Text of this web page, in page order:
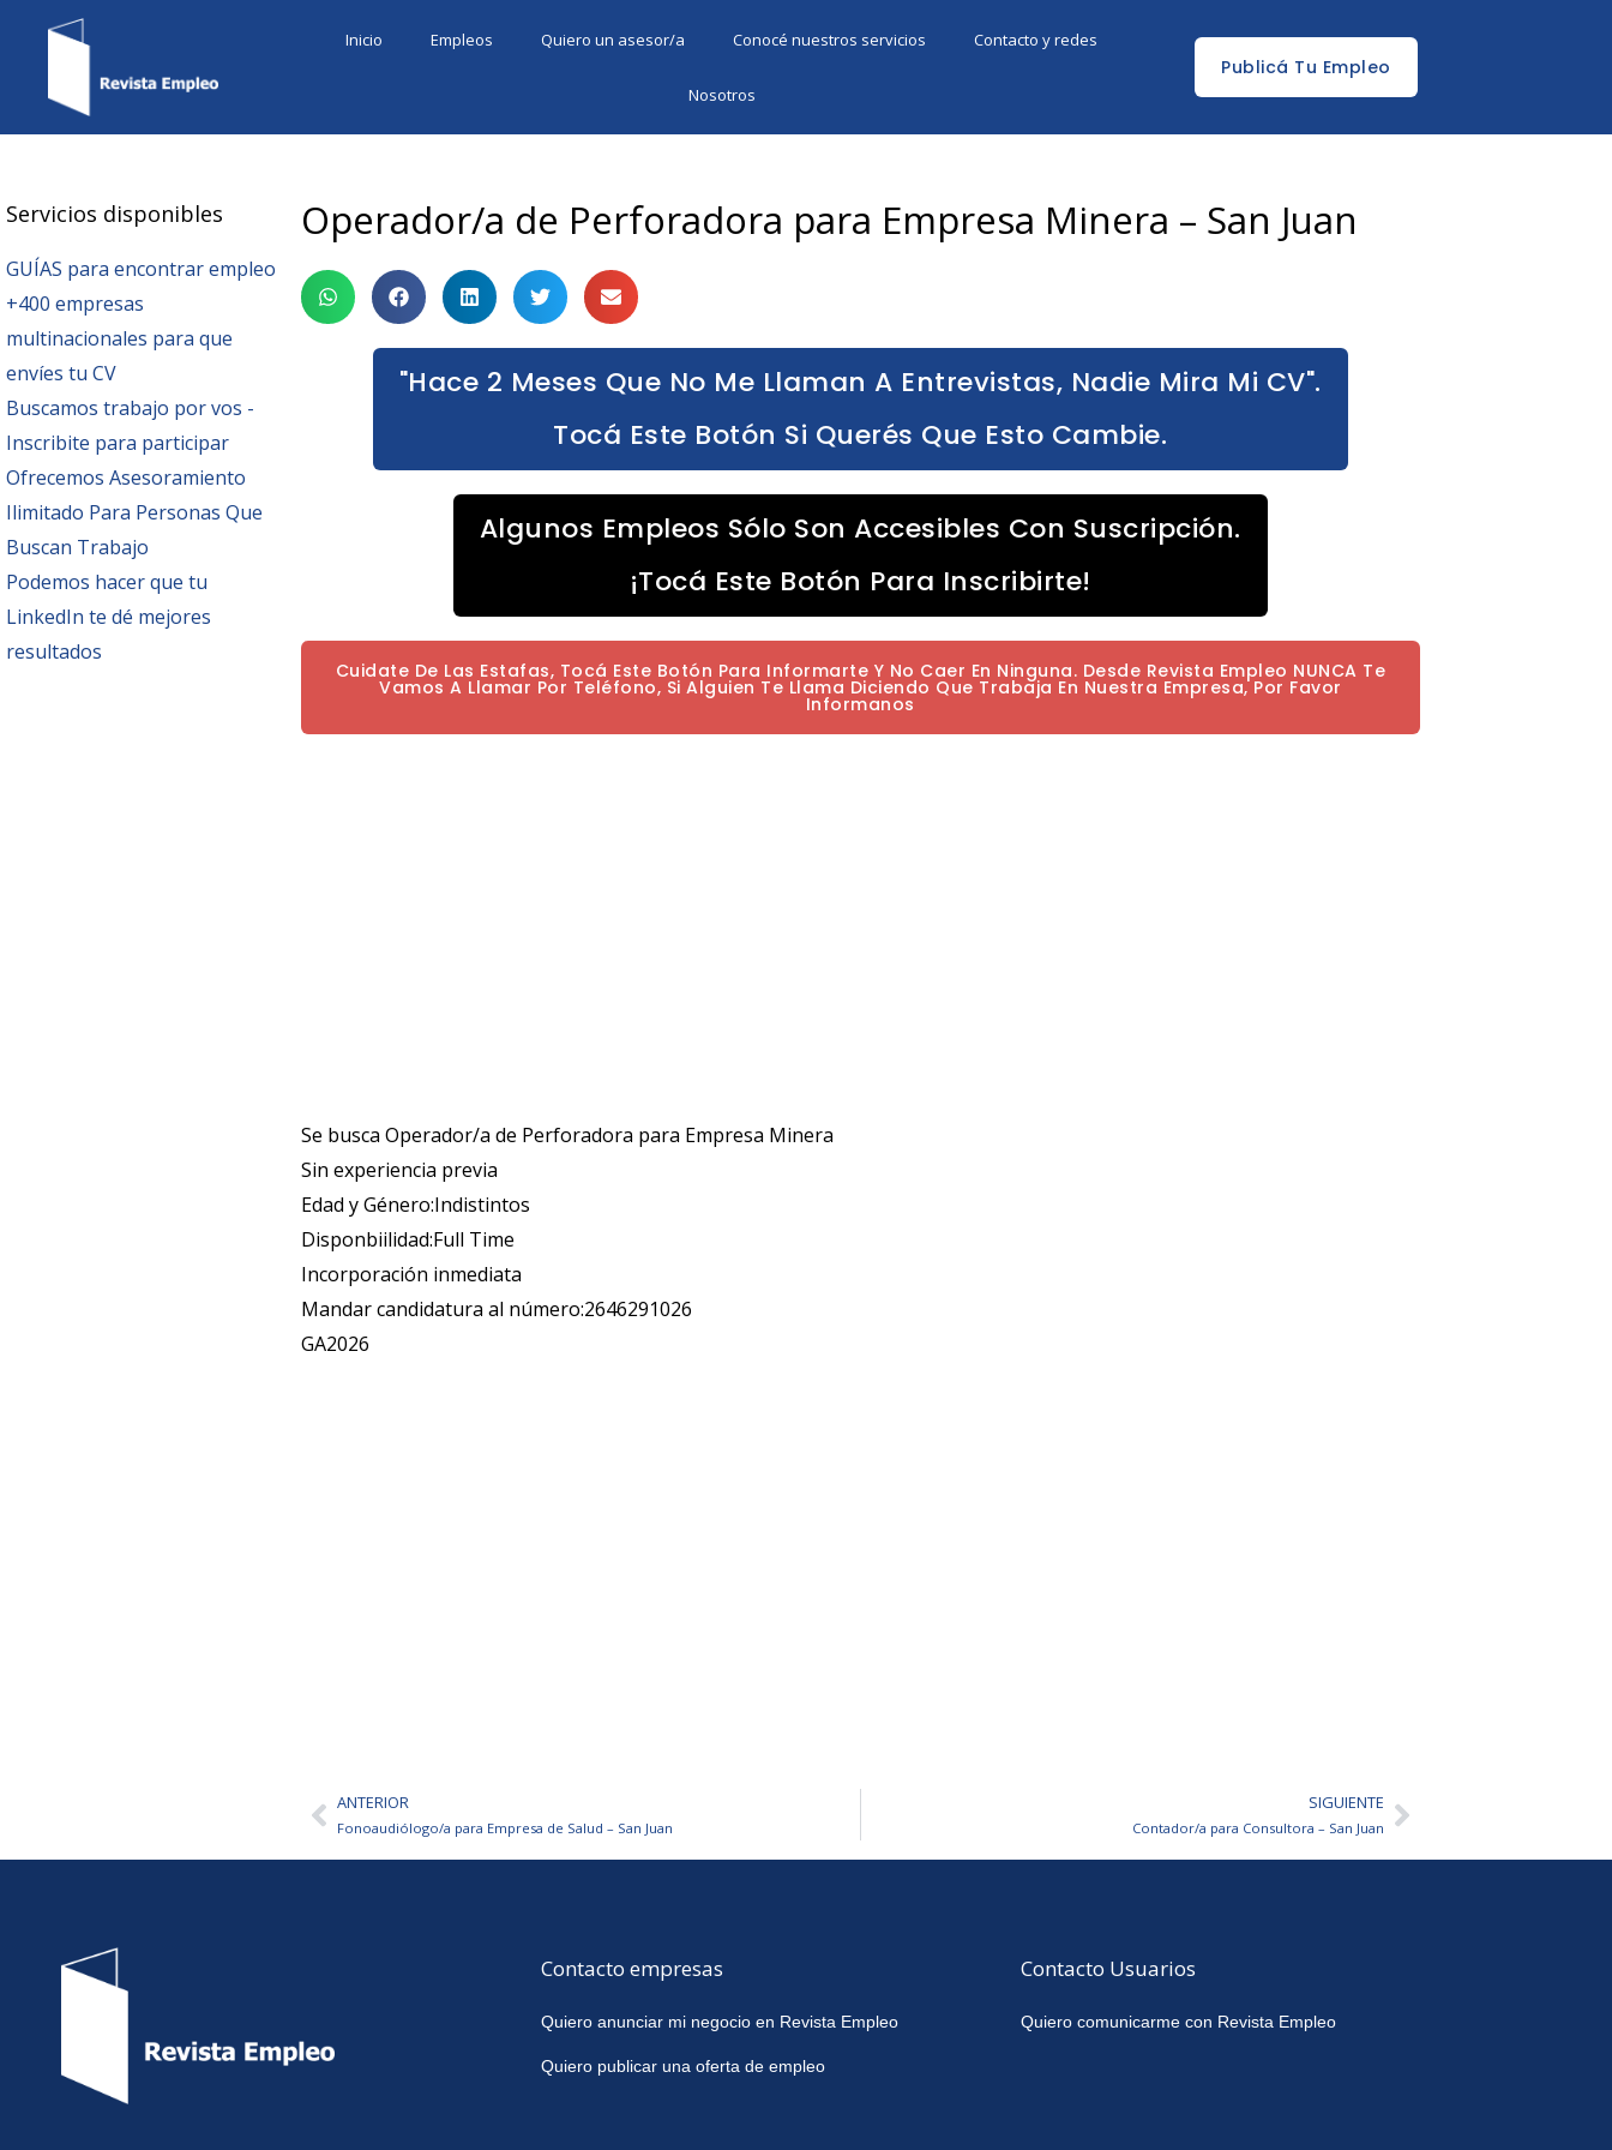
Inicio Empleos Quiero un asesor/a Conocé nuestros servicios Contacto y redes
Nosotros
Publicá Tu Empleo
Servicios disponibles
GUÍAS para encontrar empleo
+400 empresas
multinacionales para que
envíes tu CV
Buscamos trabajo por vos -
Inscribite para participar
Ofrecemos Asesoramiento
Ilimitado Para Personas Que
Buscan Trabajo
Podemos hacer que tu
LinkedIn te dé mejores
resultados
Operador/a de Perforadora para Empresa Minera – San Juan
"Hace 2 Meses Que No Me Llaman A Entrevistas, Nadie Mira Mi CV".
Tocá Este Botón Si Querés Que Esto Cambie.
Algunos Empleos Sólo Son Accesibles Con Suscripción.
¡Tocá Este Botón Para Inscribirte!
Cuidate De Las Estafas, Tocá Este Botón Para Informarte Y No Caer En Ninguna. Desde Revista Empleo NUNCA Te
Vamos A Llamar Por Teléfono, Si Alguien Te Llama Diciendo Que Trabaja En Nuestra Empresa, Por Favor
Informanos
Se busca Operador/a de Perforadora para Empresa Minera
Sin experiencia previa
Edad y Género:Indistintos
Disponbiilidad:Full Time
Incorporación inmediata
Mandar candidatura al número:2646291026
GA2026
AntANTERIOR
Fonoaudiólogo/a para Empresa de Salud – San Juan
SIGUIENTE
Contador/a para Consultora – San JuanSiguiente
Contacto empresas
Quiero anunciar mi negocio en Revista Empleo
Quiero publicar una oferta de empleo
Contacto Usuarios
Quiero comunicarme con Revista Empleo